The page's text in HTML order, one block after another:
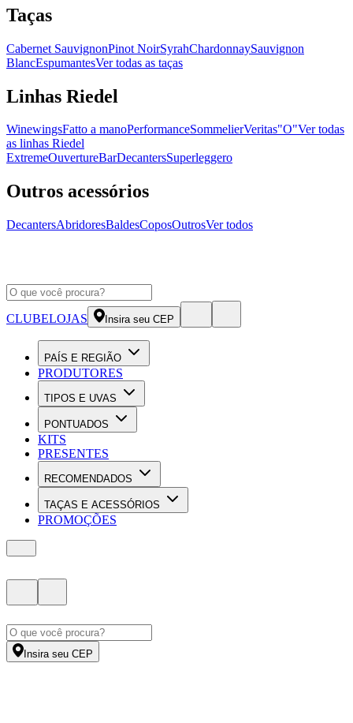
Taças
Cabernet SauvignonPinot NoirSyrahChardonnaySauvignon
BlancEspumantesVer todas as taças
Linhas Riedel
WinewingsFatto a manoPerformanceSommelierVeritas"O"Ver todas
as linhas Riedel
ExtremeOuvertureBarDecantersSuperleggero
Outros acessórios
DecantersAbridoresBaldesCoposOutrosVer todos
CLUBELOJAS Insira seu CEP
PAÍS E REGIÃO
PRODUTORES
TIPOS E UVAS
PONTUADOS
KITS
PRESENTES
RECOMENDADOS
TAÇAS E ACESSÓRIOS
PROMOÇÕES
Insira seu CEP